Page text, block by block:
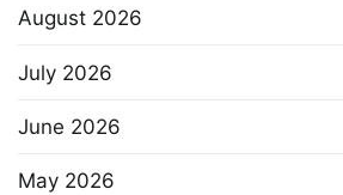
August 2026
July 2026
June 2026
May 2026